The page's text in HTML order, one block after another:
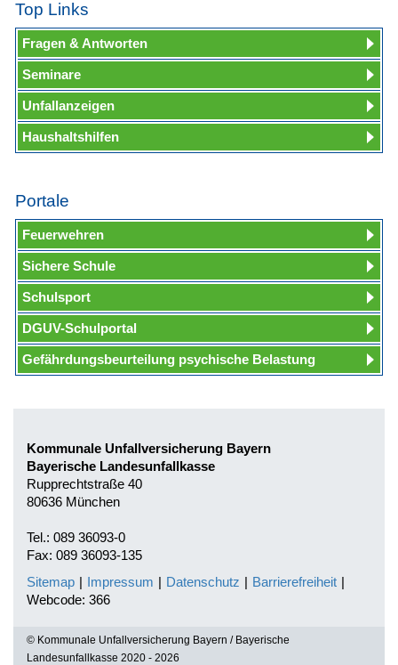
Top Links
Fragen & Antworten
Seminare
Unfallanzeigen
Haushaltshilfen
Portale
Feuerwehren
Sichere Schule
Schulsport
DGUV-Schulportal
Gefährdungsbeurteilung psychische Belastung
Kommunale Unfallversicherung Bayern
Bayerische Landesunfallkasse
Rupprechtstraße 40
80636 München
Tel.: 089 36093-0
Fax: 089 36093-135
Sitemap | Impressum | Datenschutz | Barrierefreiheit |
Webcode: 366
© Kommunale Unfallversicherung Bayern / Bayerische
Landesunfallkasse 2020 - 2026